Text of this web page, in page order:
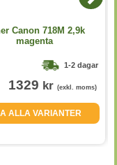
Canon 718M 2,9k
magenta
1-2 dagar
1329 kr (exkl. moms)
ALLA VARIANTER